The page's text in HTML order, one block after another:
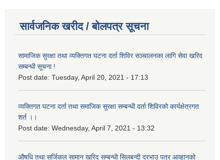
सार्वजनिक खरीद / बोलपत्र सूचना
सामाजिक सुरक्षा तथा व्यक्तिगत घटना दर्ता शिविर सञ्चालनका लागि सेवा खरिद
सम्बन्धी सूचना !
Post date: Tuesday, April 20, 2021 - 17:13
व्यक्तिगत घटना दर्ता तथा समाजिक सुरक्षा सम्बन्धी दर्ता शिविरको कार्यक्षेत्रगत
शर्त ।।
Post date: Wednesday, April 7, 2021 - 13:32
औषधि तथा सर्जिकल सामान खरिद सम्बन्धी सिलबन्दी दरभाउ पत्र आव्हानको